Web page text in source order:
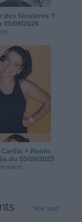
des féculents ?
08/2026
+ Renfo
du 03/09/2025
Voir tout